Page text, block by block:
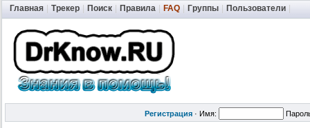
Главная Трекер Поиск Правила FAQ Группы Пользователи
Регистрация · Имя: